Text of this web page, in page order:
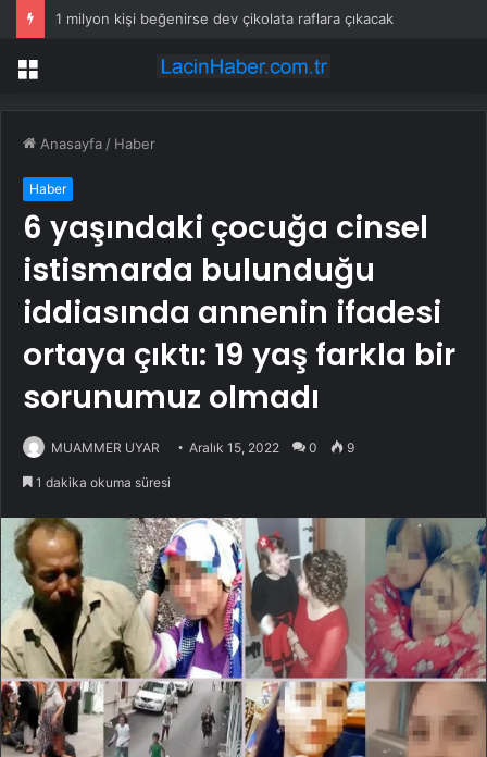
1 milyon kişi beğenirse dev çikolata raflara çıkacak
Menü
Anasayfa / Haber
Haber
6 yaşındaki çocuğa cinsel
istismarda bulunduğu
iddiasında annenin ifadesi
ortaya çıktı: 19 yaş farkla bir
sorunumuz olmadı
MUAMMER UYAR Aralık 15, 2022 0 9
1 dakika okuma süresi